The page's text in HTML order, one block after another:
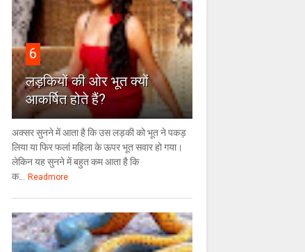
6
लड़कियों की ओर भूत क्‍यों
आकर्षित होते हैं?
अक्सर सुनने में आता है कि उस लड़की को भूत ने पकड़
लिया या फिर फलां महिला के ऊपर भूत सवार हो गया।
लेकिन यह सुनने में बहुत कम आता है कि
क...
Readmore